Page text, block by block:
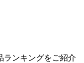
ランキングをご紹介